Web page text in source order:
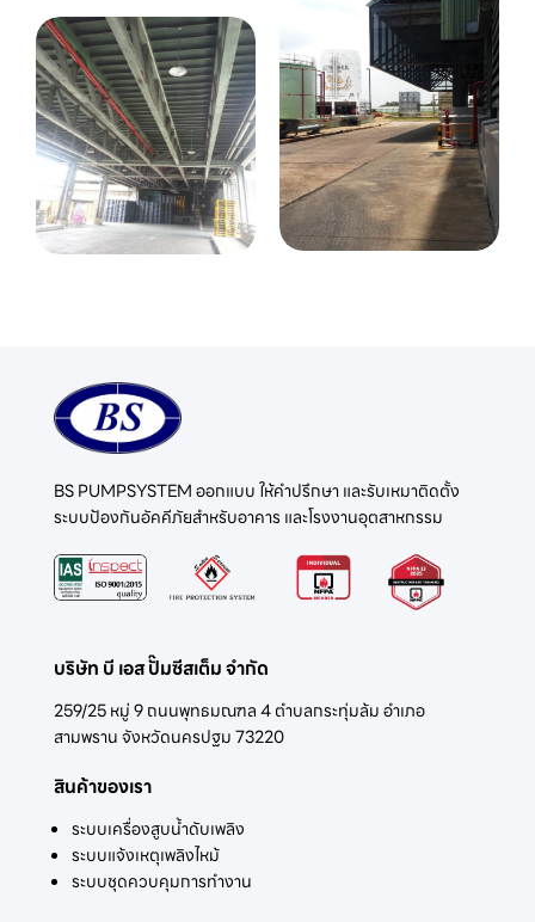
BS PUMPSYSTEM ออกแบบ ให้คำปรึกษา และรับเหมาติดตั้ง
ระบบป้องกันอัคคีภัยสำหรับอาคาร และโรงงานอุตสาหกรรม
บริษัท บี เอส ปั๊มซีสเต็ม จำกัด
259/25 หมู่ 9 ถนนพุทธมณฑล 4 ตำบลกระทุ่มล้ม อำเภอ
สามพราน จังหวัดนครปฐม 73220
สินค้าของเรา
ระบบเครื่องสูบน้ำดับเพลิง
ระบบแจ้งเหตุเพลิงไหม้
ระบบชุดควบคุมการทำงาน